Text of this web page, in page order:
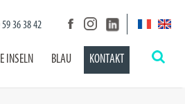
36 38 42
INSELN BLAU KONTAKT